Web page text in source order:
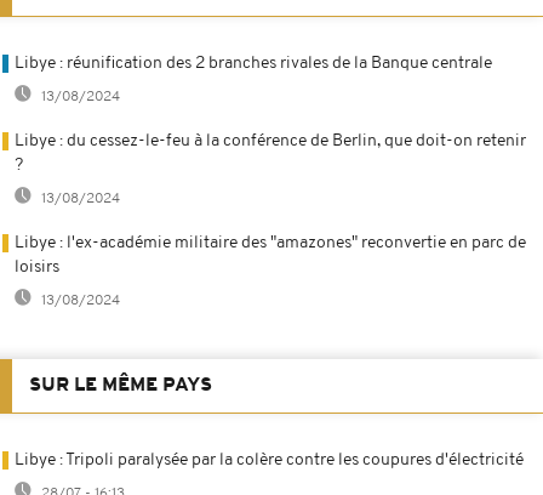
Libye : réunification des 2 branches rivales de la Banque centrale
13/08/2024
Libye : du cessez-le-feu à la conférence de Berlin, que doit-on retenir
?
13/08/2024
Libye : l'ex-académie militaire des "amazones" reconvertie en parc de
loisirs
13/08/2024
SUR LE MÊME PAYS
Libye : Tripoli paralysée par la colère contre les coupures d'électricité